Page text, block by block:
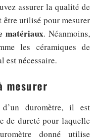
assurer la qualité de
être utilisé pour mesurer
matériaux. Néanmoins,
les céramiques de
est nécessaire.
mesurer
duromètre, il est
de dureté pour laquelle
donné utilise